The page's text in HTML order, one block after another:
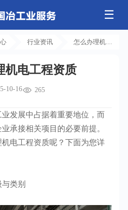
☰
发展历程
钢结构工程
弱电工程
基控电箱
人工智能 • 机器人
其它
机电知识
工业百科
行业资讯
怎么办理机电
机电工程资质
10-16 265
展中占据着重要地位，而
承接相关项目的必要前提。
电工程资质呢？下面为您详
类别